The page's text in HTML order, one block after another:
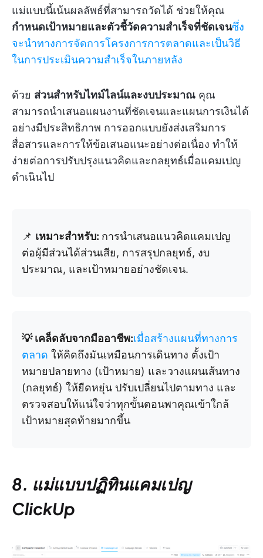
แม่แบบนี้เน้นผลลัพธ์ที่สามารถวัดได้ ช่วยให้คุณ
กำหนดเป้าหมายและตัวชี้วัดความสำเร็จที่ชัดเจนซึ่ง
จะนำทางการจัดการโครงการการตลาดและเป็นวิธี
ในการประเมินความสำเร็จในภายหลัง
ด้วย ส่วนสำหรับไทม์ไลน์และงบประมาณ คุณ
สามารถนำเสนอแผนงานที่ชัดเจนและแผนการเงินได้
อย่างมีประสิทธิภาพ การออกแบบยังส่งเสริมการ
สื่อสารและการให้ข้อเสนอแนะอย่างต่อเนื่อง ทำให้
ง่ายต่อการปรับปรุงแนวคิดและกลยุทธ์เมื่อแคมเปญ
ดำเนินไป
📌 เหมาะสำหรับ: การนำเสนอแนวคิดแคมเปญ
ต่อผู้มีส่วนได้ส่วนเสีย, การสรุปกลยุทธ์, งบ
ประมาณ, และเป้าหมายอย่างชัดเจน.
💡 เคล็ดลับจากมืออาชีพ:เมื่อสร้างแผนที่ทางการ
ตลาด ให้คิดถึงมันเหมือนการเดินทาง ตั้งเป้า
หมายปลายทาง (เป้าหมาย) และวางแผนเส้นทาง
(กลยุทธ์) ให้ยืดหยุ่น ปรับเปลี่ยนไปตามทาง และ
ตรวจสอบให้แน่ใจว่าทุกขั้นตอนพาคุณเข้าใกล้
เป้าหมายสุดท้ายมากขึ้น
8. แม่แบบปฏิทินแคมเปญ
ClickUp